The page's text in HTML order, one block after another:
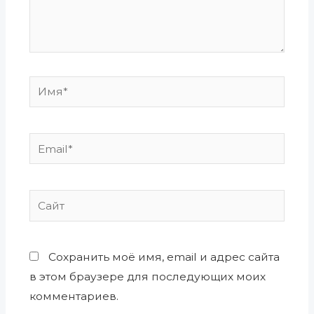
Имя*
Email*
Сайт
Сохранить моё имя, email и адрес сайта
в этом браузере для последующих моих
комментариев.